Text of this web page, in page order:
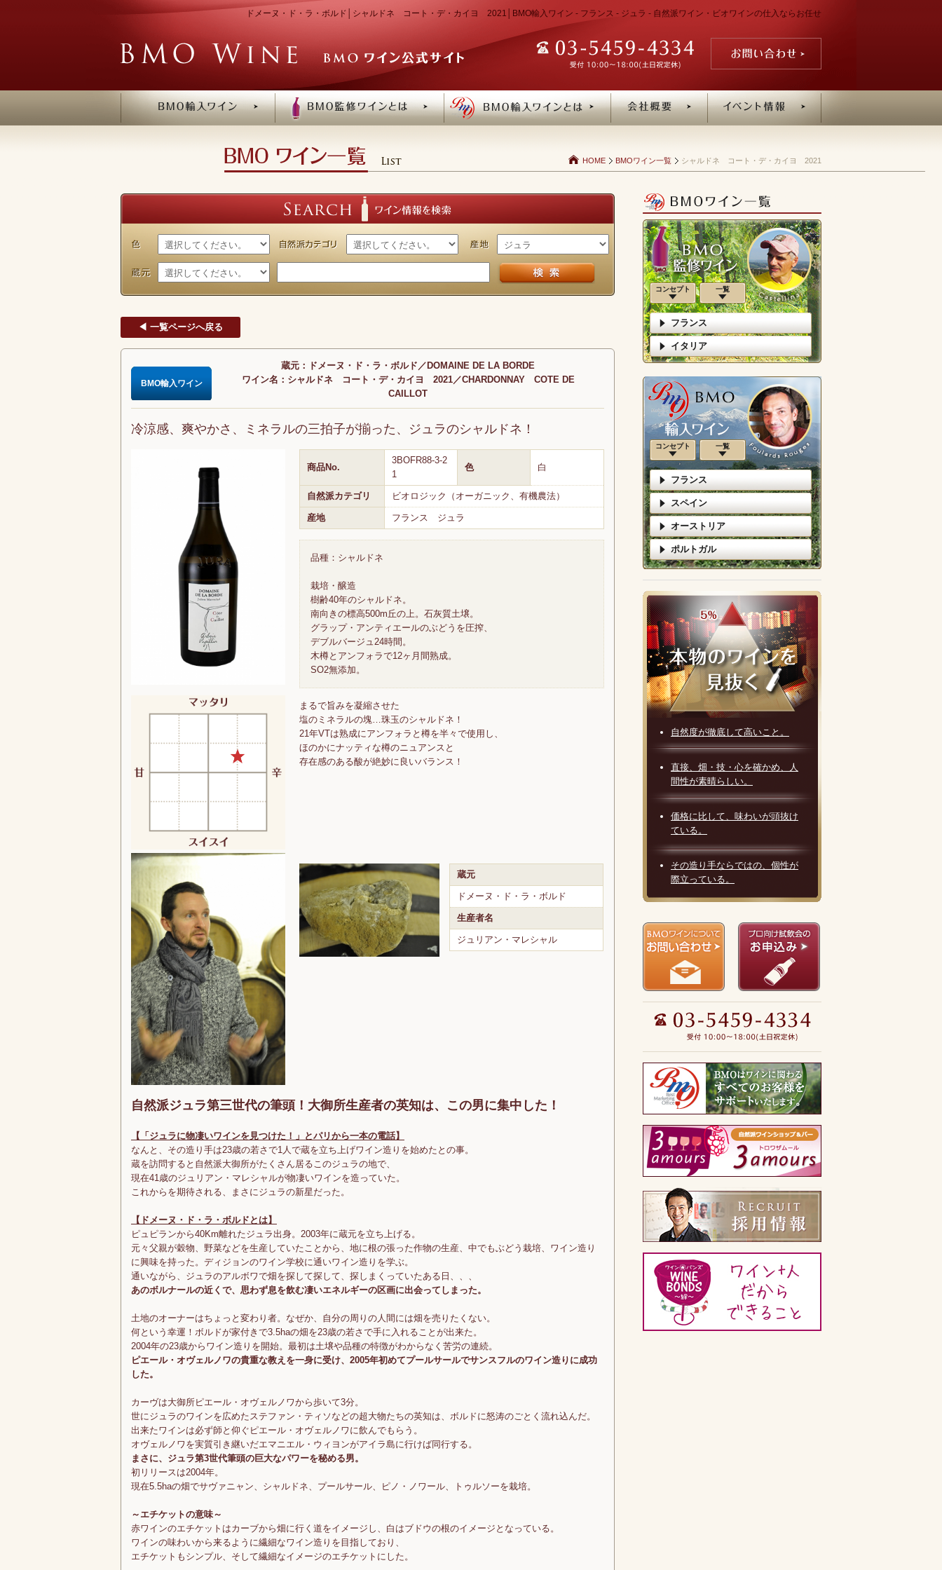
ドメーヌ・ド・ラ・ボルド│シャルドネ コート・デ・カイヨ 2021│BMO輸入ワイン - フランス - ジュラ - 自然派ワイン・ビオワインの仕入ならお任せ
HOME BMOワイン一覧 シャルドネ コート・デ・カイヨ 2021
◀ 一覧ページへ戻る
BMO輸入ワイン
蔵元：ドメーヌ・ド・ラ・ボルド／DOMAINE DE LA BORDE
ワイン名：シャルドネ コート・デ・カイヨ 2021／CHARDONNAY COTE DE
CAILLOT
冷涼感、爽やかさ、ミネラルの三拍子が揃った、ジュラのシャルドネ！
商品No.
3BOFR88-3-2
1
色 白
自然派カテゴリ ビオロジック（オーガニック、有機農法）
産地 フランス ジュラ
品種：シャルドネ
栽培・醸造
樹齢40年のシャルドネ。
南向きの標高500m丘の上。石灰質土壌。
グラップ・アンティエールのぶどうを圧搾、
デブルバージュ24時間。
木樽とアンフォラで12ヶ月間熟成。
SO2無添加。
まるで旨みを凝縮させた
塩のミネラルの塊…珠玉のシャルドネ！
21年VTは熟成にアンフォラと樽を半々で使用し、
ほのかにナッティな樽のニュアンスと
存在感のある酸が絶妙に良いバランス！
蔵元
ドメーヌ・ド・ラ・ボルド
生産者名
ジュリアン・マレシャル
自然派ジュラ第三世代の筆頭！大御所生産者の英知は、この男に集中した！
【「ジュラに物凄いワインを見つけた！」とパリから一本の電話】
なんと、その造り手は23歳の若さで1人で蔵を立ち上げワイン造りを始めたとの事。
蔵を訪問すると自然派大御所がたくさん居るこのジュラの地で、
現在41歳のジュリアン・マレシャルが物凄いワインを造っていた。
これからを期待される、まさにジュラの新星だった。
【ドメーヌ・ド・ラ・ボルドとは】
ピュピランから40Km離れたジュラ出身。2003年に蔵元を立ち上げる。
元々父親が穀物、野菜などを生産していたことから、地に根の張った作物の生産、中でもぶどう栽培、ワイン造り
に興味を持った。ディジョンのワイン学校に通いワイン造りを学ぶ。
通いながら、ジュラのアルボワで畑を探して探して、探しまくっていたある日、、、
あのボルナールの近くで、思わず息を飲む凄いエネルギーの区画に出会ってしまった。
土地のオーナーはちょっと変わり者。なぜか、自分の周りの人間には畑を売りたくない。
何という幸運！ボルドが家付きで3.5haの畑を23歳の若さで手に入れることが出来た。
2004年の23歳からワイン造りを開始。最初は土壌や品種の特徴がわからなく苦労の連続。
ピエール・オヴェルノワの貴重な教えを一身に受け、2005年初めてプールサールでサンスフルのワイン造りに成功
した。
カーヴは大御所ピエール・オヴェルノワから歩いて3分。
世にジュラのワインを広めたステファン・ティソなどの超大物たちの英知は、ボルドに怒涛のごとく流れ込んだ。
出来たワインは必ず師と仰ぐピエール・オヴェルノワに飲んでもらう。
オヴェルノワを実質引き継いだエマニエル・ウィヨンがアイラ島に行けば同行する。
まさに、ジュラ第3世代筆頭の巨大なパワーを秘める男。
初リリースは2004年。
現在5.5haの畑でサヴァニャン、シャルドネ、プールサール、ピノ・ノワール、トゥルソーを栽培。
～エチケットの意味～
赤ワインのエチケットはカーブから畑に行く道をイメージし、白はブドウの根のイメージとなっている。
ワインの味わいから来るように繊細なワイン造りを目指しており、
エチケットもシンプル、そして繊細なイメージのエチケットにした。
コンセプト 一覧
フランス
イタリア
コンセプト 一覧
フランス
スペイン
オーストリア
ポルトガル
自然度が徹底して高いこと。
直接、畑・技・心を確かめ、人
間性が素晴らしい。
価格に比して、味わいが頭抜け
ている。
その造り手ならではの、個性が
際立っている。